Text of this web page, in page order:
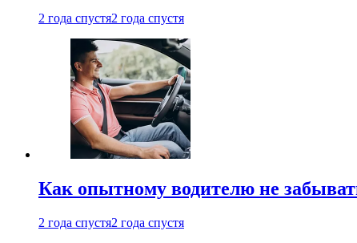
2 года спустя2 года спустя
Как опытному водителю не
2 года спустя2 года спустя